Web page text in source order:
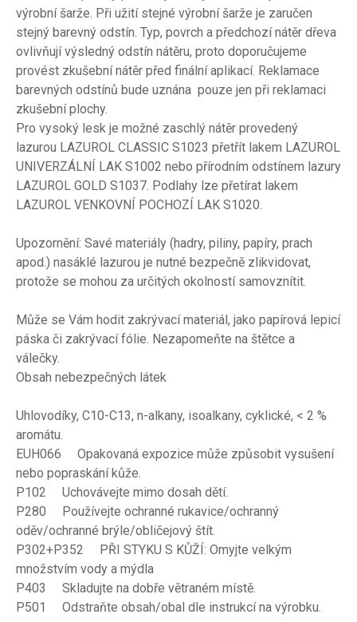
výrobní šarže. Při užití stejné výrobní šarže je zaručen
stejný barevný odstín. Typ, povrch a předchozí nátěr dřeva
ovlivňují výsledný odstín nátěru, proto doporučujeme
provést zkušební nátěr před finální aplikací. Reklamace
barevných odstínů bude uznána pouze jen při reklamaci
zkušební plochy.
Pro vysoký lesk je možné zaschlý nátěr provedený
lazurou LAZUROL CLASSIC S1023 přetřít lakem LAZUROL
UNIVERZÁLNÍ LAK S1002 nebo přírodním odstínem lazury
LAZUROL GOLD S1037. Podlahy lze přetírat lakem
LAZUROL VENKOVNÍ POCHOZÍ LAK S1020.
Upozornění: Savé materiály (hadry, piliny, papíry, prach
apod.) nasáklé lazurou je nutné bezpečně zlikvidovat,
protože se mohou za určitých okolností samovznítit.
Může se Vám hodit zakrývací materiál, jako papírová lepicí
páska či zakrývací fólie. Nezapomeňte na štětce a
válečky.
Obsah nebezpečných látek
Uhlovodíky, C10-C13, n-alkany, isoalkany, cyklické, < 2 %
aromátu.
EUH066 Opakovaná expozice může způsobit vysušení
nebo popraskání kůže.
P102 Uchovávejte mimo dosah dětí.
P280 Používejte ochranné rukavice/ochranný
oděv/ochranné brýle/obličejový štít.
P302+P352 PŘI STYKU S KŮŽÍ: Omyjte velkým
množstvím vody a mýdla
P403 Skladujte na dobře větraném místě.
P501 Odstraňte obsah/obal dle instrukcí na výrobku.